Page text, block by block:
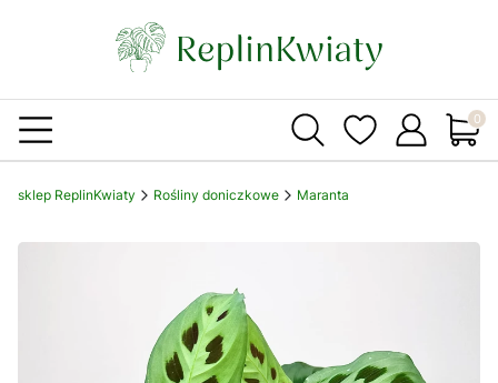
sklep ReplinKwiaty Rośliny doniczkowe Maranta